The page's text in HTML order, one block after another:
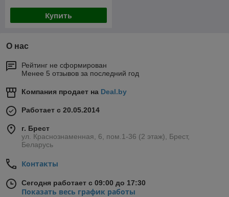
Купить
О нас
Рейтинг не сформирован
Менее 5 отзывов за последний год
Компания продает на Deal.by
Работает с 20.05.2014
г. Брест
ул. Краснознаменная, 6, пом.1-36 (2 этаж), Брест,
Беларусь
Контакты
Сегодня работает с 09:00 до 17:30
Показать весь график работы